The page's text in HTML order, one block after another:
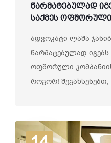
წარმატებულად
საქმეს ოფშორული
ადვოკატი ლაშა
წარმატებულად
ოფშორული
როგორ!